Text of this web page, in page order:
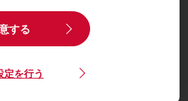
する
定を行う